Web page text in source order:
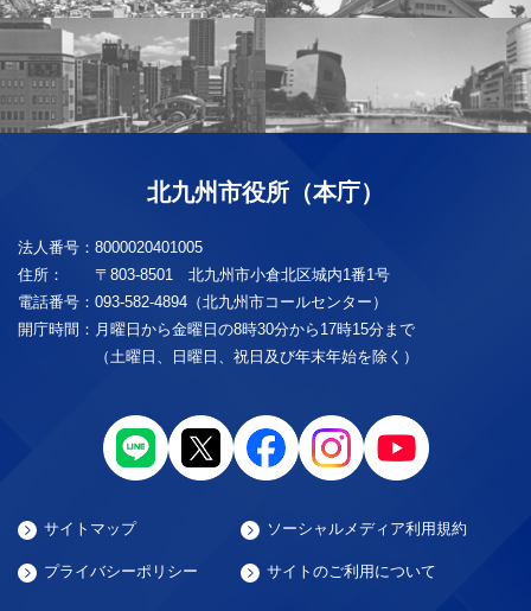
北九州市役所（本庁）
法人番号： 8000020401005
住所：
〒803-8501 北九州市小倉北区城内1番1号
電話番号： 093-582-4894（北九州市コールセンター）
開庁時間： 月曜日から金曜日の8時30分から17時15分まで
（土曜日、日曜日、祝日及び年末年始を除く）
サイトマップ ソーシャルメディア利用規約
プライバシーポリシー サイトのご利用について